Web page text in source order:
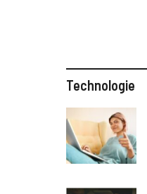
Technologie